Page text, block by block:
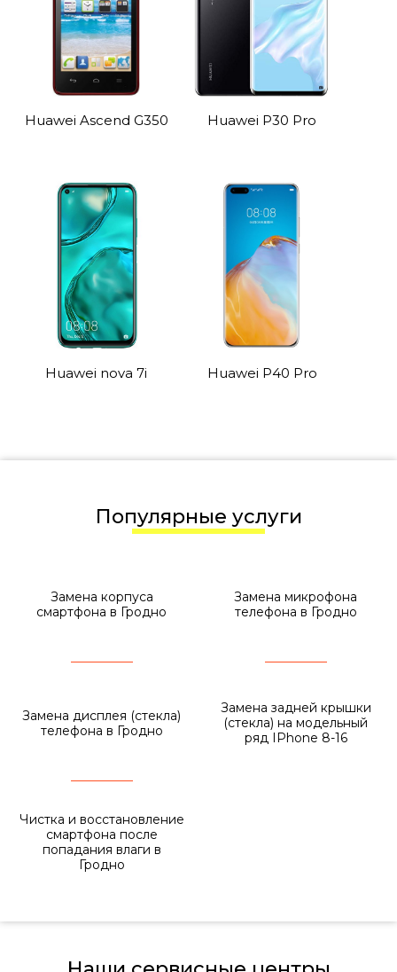
Huawei Ascend G350 Huawei P30 Pro
Huawei nova 7i Huawei P40 Pro
Популярные услуги
Замена корпуса
смартфона в Гродно
Замена микрофона
телефона в Гродно
Замена дисплея (стекла)
телефона в Гродно
Замена задней крышки
(стекла) на модельный
ряд IPhone 8-16
Чистка и восстановление
смартфона после
попадания влаги в
Гродно